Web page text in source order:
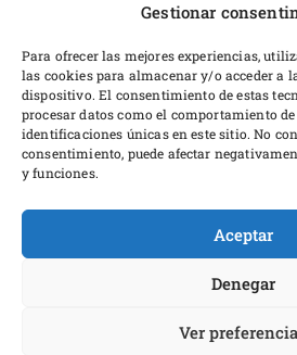
Gestionar
Para ofrecer las mejores experiencias,
las cookies para almacenar y/o acceder a
dispositivo. El consentimiento de estas
procesar datos como el comportamiento
identificaciones únicas en este sitio. No
consentimiento, puede afectar
y funciones.
Aceptar
Denegar
Ver
Condiciones del servicio
Preferencias de cookies
Políticas de devoluciones y
Desarrollo web
Proyecto financiado por Dirección
la Lectura, Ministerio de